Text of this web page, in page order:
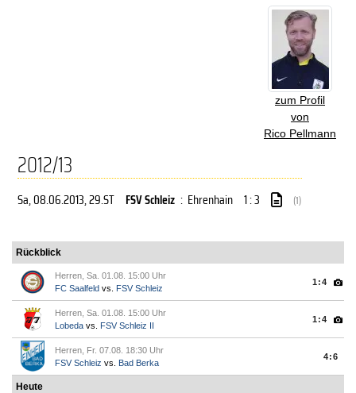
zum Profil
von
Rico Pellmann
2012/13
Sa, 08.06.2013, 29.ST FSV Schleiz : Ehrenhain 1 : 3 (1)
Rückblick
Herren, Sa. 01.08. 15:00 Uhr
FC Saalfeld vs. FSV Schleiz
1:4
Herren, Sa. 01.08. 15:00 Uhr
Lobeda vs. FSV Schleiz II
1:4
Herren, Fr. 07.08. 18:30 Uhr
FSV Schleiz vs. Bad Berka
4:6
Heute